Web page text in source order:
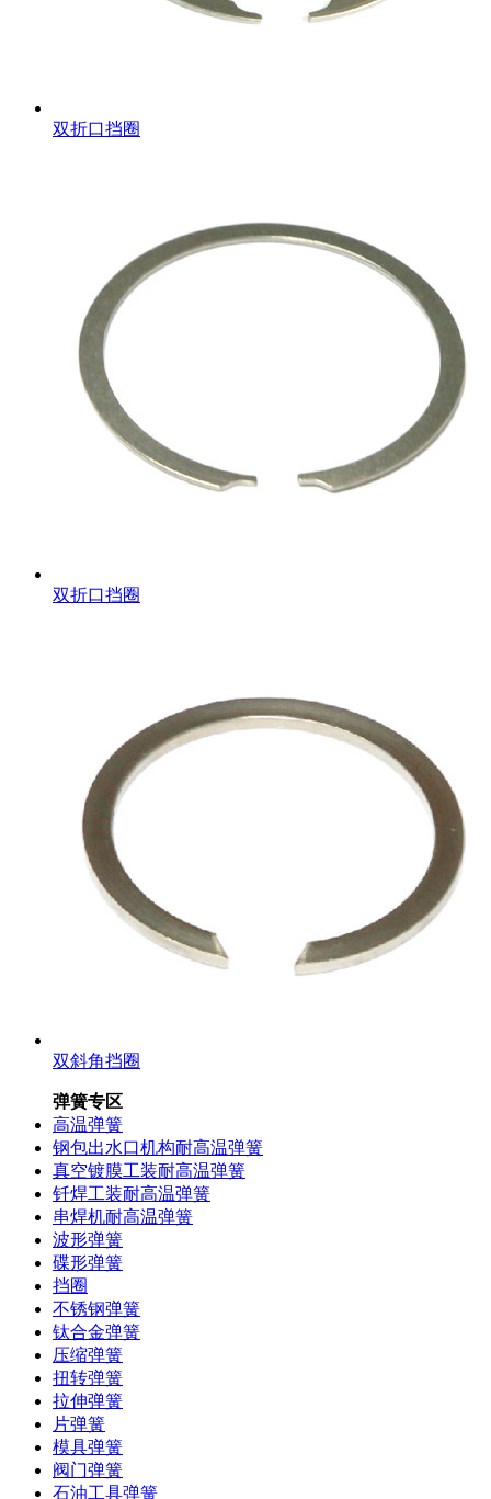
双折口挡圈
双折口挡圈
双斜角挡圈
弹簧专区
高温弹簧
钢包出水口机构耐高温弹簧
真空镀膜工装耐高温弹簧
钎焊工装耐高温弹簧
串焊机耐高温弹簧
波形弹簧
碟形弹簧
挡圈
不锈钢弹簧
钛合金弹簧
压缩弹簧
扭转弹簧
拉伸弹簧
片弹簧
模具弹簧
阀门弹簧
石油工具弹簧